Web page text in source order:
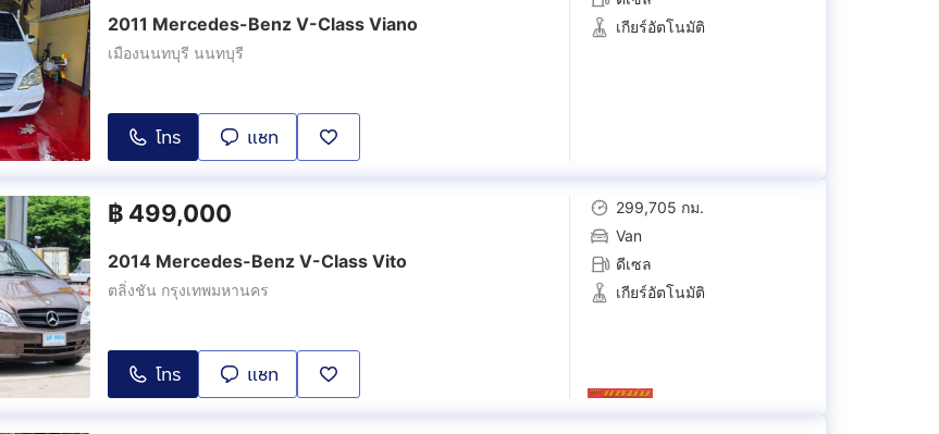
2011 Mercedes-Benz V-Class Viano
เมืองนนทบุรี นนทบุรี
โทร แชท
เกียร์อัตโนมัติ
฿ 499,000
2014 Mercedes-Benz V-Class Vito
ตลิ่งชัน กรุงเทพมหานคร
โทร แชท
299,705 กม.
Van
ดีเซล
เกียร์อัตโนมัติ